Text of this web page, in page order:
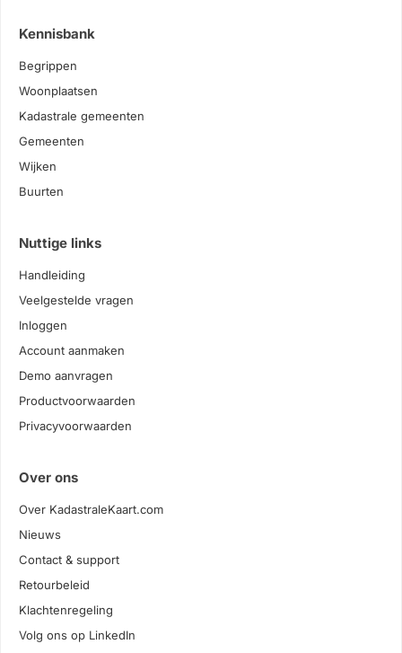
Kennisbank
Begrippen
Woonplaatsen
Kadastrale gemeenten
Gemeenten
Wijken
Buurten
Nuttige links
Handleiding
Veelgestelde vragen
Inloggen
Account aanmaken
Demo aanvragen
Productvoorwaarden
Privacyvoorwaarden
Over ons
Over KadastraleKaart.com
Nieuws
Contact & support
Retourbeleid
Klachtenregeling
Volg ons op LinkedIn